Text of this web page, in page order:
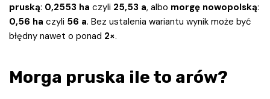
pruską: 0,2553 ha czyli 25,53 a, albo morgę nowopolską:
0,56 ha czyli 56 a. Bez ustalenia wariantu wynik może być
błędny nawet o ponad 2×.
Morga pruska ile to arów?